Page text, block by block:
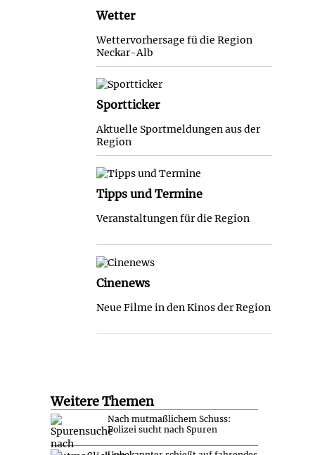
Wetter
Wettervorhersage fü die Region
Neckar-Alb
Sportticker
Aktuelle Sportmeldungen aus der
Region
Tipps und Termine
Veranstaltungen für die Region
Cinenews
Neue Filme in den Kinos der Region
Weitere Themen
Nach mutmaßlichem Schuss:
Polizei sucht nach Spuren